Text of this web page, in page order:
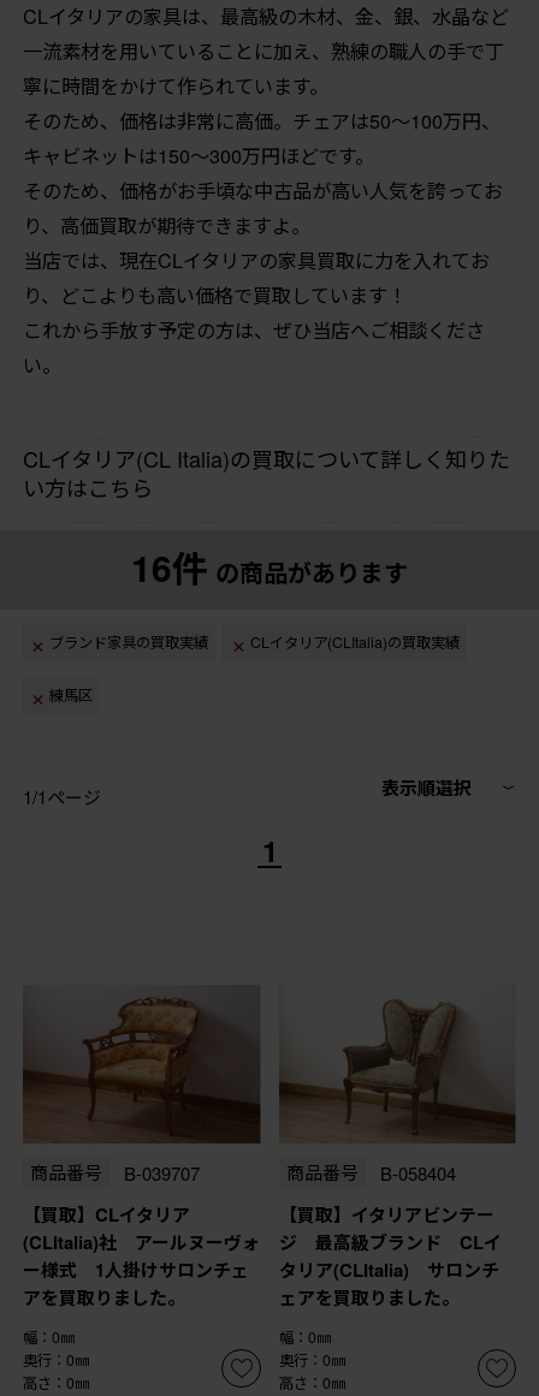
CLイタリアの家具は、最高級の木材、金、銀、水晶など
一流素材を用いていることに加え、熟練の職人の手で丁
寧に時間をかけて作られています。
そのため、価格は非常に高価。チェアは50〜100万円、
キャビネットは150〜300万円ほどです。
そのため、価格がお手頃な中古品が高い人気を誇ってお
り、高価買取が期待できますよ。
当店では、現在CLイタリアの家具買取に力を入れてお
り、どこよりも高い価格で買取しています！
これから手放す予定の方は、ぜひ当店へご相談くださ
い。
CLイタリア(CL Italia)の買取について詳しく知りた
い方はこちら
16件 の商品があります
ブランド家具の買取実績 CLイタリア(CLItalia)の買取実績
練馬区
1/1ページ 表示順選択
1
商品番号 B-039707
【買取】CLイタリア
(CLItalia)社 アールヌーヴォ
ー様式 1人掛けサロンチェ
アを買取りました。
幅：0㎜
奥行：0㎜
高さ：0㎜
商品番号 B-058404
【買取】イタリアビンテー
ジ 最高級ブランド CLイ
タリア(CLItalia) サロンチ
ェアを買取りました。
幅：0㎜
奥行：0㎜
高さ：0㎜